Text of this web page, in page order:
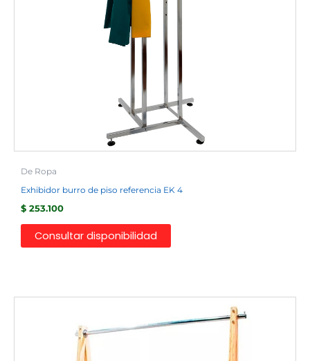
De Ropa
Exhibidor burro de piso referencia EK 4
$ 253.100
Consultar disponibilidad